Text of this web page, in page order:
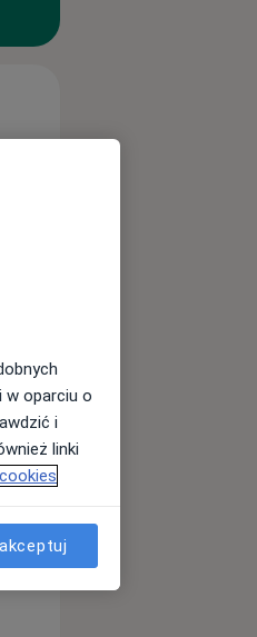
Wt,
11 Sie
w oparciu o
i
linki